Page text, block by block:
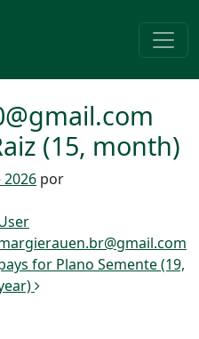
(15, month)
por
for Plano Semente (19,